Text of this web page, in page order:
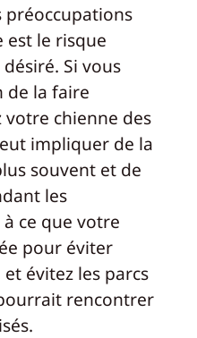
préoccupations
le risque
Si vous
de la faire
chienne des
impliquer de la
souvent et de
les
ce que votre
pour éviter
et évitez les parcs
rencontrer